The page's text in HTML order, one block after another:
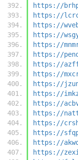
https://
https://
https://
https://
https://
https://
https://
https://
https://
https://
https://
https://
https://
https://
https://
https://